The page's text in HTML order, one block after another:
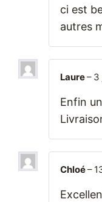
ci est
autres
Laure– 3
Enfin
Chloé–